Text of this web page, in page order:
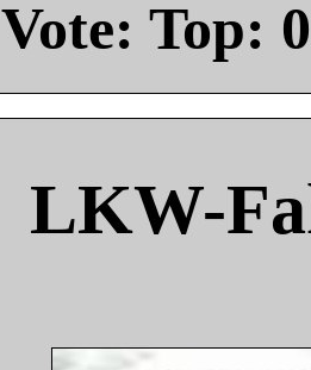
Vote: Top: 0
LKW-